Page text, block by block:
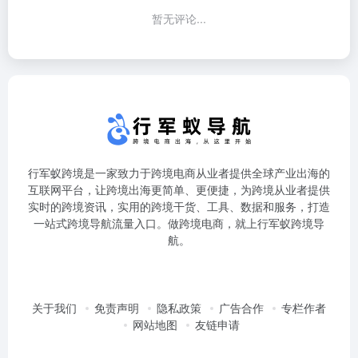
暂无评论...
行军蚁跨境是一家致力于跨境电商从业者提供全球产业出海的
互联网平台，让跨境出海更简单、更便捷，为跨境从业者提供
实时的跨境资讯，实用的跨境干货、工具、数据和服务，打造
一站式跨境导航流量入口。做跨境电商，就上行军蚁跨境导
航。
关于我们 免责声明 隐私政策 广告合作
专栏作者
网站地图
友链申请